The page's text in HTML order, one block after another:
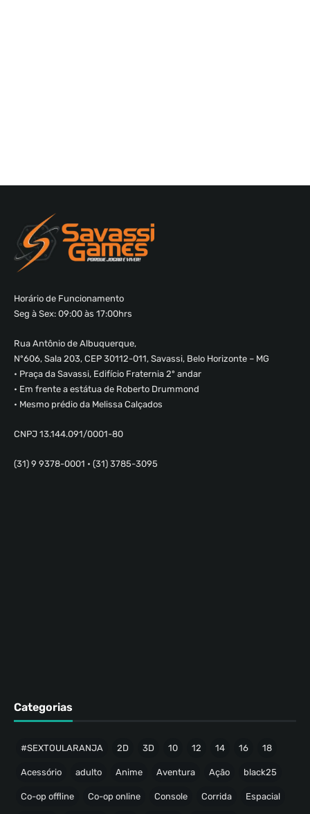
Horário de Funcionamento
Seg à Sex: 09:00 às 17:00hrs
Rua Antônio de Albuquerque,
Nº606, Sala 203, CEP 30112-011, Savassi, Belo Horizonte – MG
• Praça da Savassi, Edifício Fraternia 2º andar
• Em frente a estátua de Roberto Drummond
• Mesmo prédio da Melissa Calçados
CNPJ 13.144.091/0001-80
(31) 9 9378-0001 • (31) 3785-3095
Categorias
#SEXTOULARANJA 2D 3D 10 12 14 16 18
Acessório adulto Anime Aventura Ação black25
Co-op offline Co-op online Console Corrida Espacial